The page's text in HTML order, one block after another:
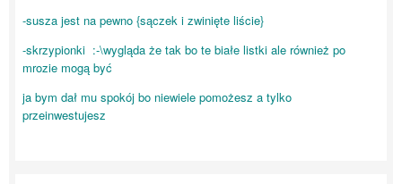
-susza jest na pewno {sączek i zwinięte liście}
-skrzypionki :-\wygląda że tak bo te białe listki ale również po
mrozie mogą być
ja bym dał mu spokój bo niewiele pomożesz a tylko
przeinwestujesz